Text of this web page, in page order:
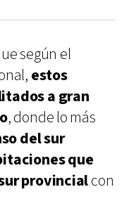
según el
estos
a gran
, donde lo más
del sur
que
provincialcon